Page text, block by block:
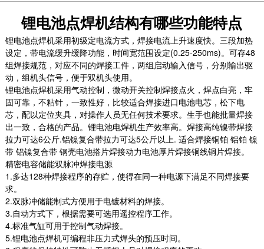
锂电池点焊机结构有哪些功能特点
锂电池点焊机采用初级定电流方式，焊接电流上升速度快。三段加热
设定，带电流缓升缓降功能，时间宽范围设定(0.25-250ms)。可存48
组焊接规范，对应不同的焊接工件，两组启动输入信号，分别输出驱
动，组机头信号，便于双机头使用。
锂电池点焊机采用气动控制，微动开关控制焊接点火，焊点白亮，牢
固可靠，不粘针，一致性好，比较适合焊接进口电池电芯，松下电
芯，配以定位夹具，对操作人员无任何技术要求。生手也能批量焊接
出一致，合格的产品。锂电池电焊机生产效率高。焊接高纯镍带焊接
拉力可达6公斤.铝镍复合带拉力可达5公斤以上. 适合焊接铜铂 铝铂 镍
带 铝镍复合带 钢壳电池搭片焊接动力电池厚片焊接铜线铜片焊接。
精密电容储能双脉冲焊接电源
1.多达128种焊接程序的存贮，使得在同一种电源下满足不同焊接要
求。
2.双脉冲储能制式方便用于电镀材料的焊接。
3.自动方式下，根据需要可选用遥控程序工作。
4.标准气缸可用于控制气动焊接。
5.锂电池点焊机可编程非压力式焊头的预压时间。